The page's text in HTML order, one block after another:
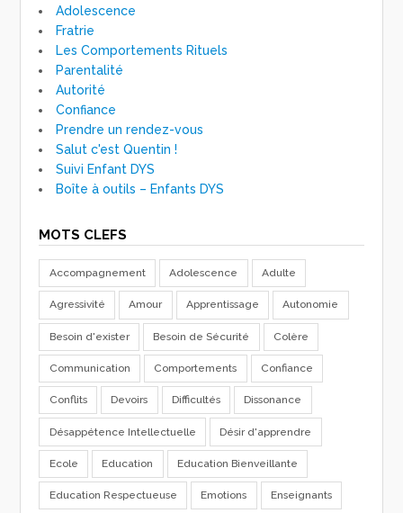
Adolescence
Fratrie
Les Comportements Rituels
Parentalité
Autorité
Confiance
Prendre un rendez-vous
Salut c'est Quentin !
Suivi Enfant DYS
Boîte à outils – Enfants DYS
MOTS CLEFS
Accompagnement Adolescence Adulte
Agressivité Amour Apprentissage Autonomie
Besoin d'exister Besoin de Sécurité Colère
Communication Comportements Confiance
Conflits Devoirs Difficultés Dissonance
Désappétence Intellectuelle Désir d'apprendre
Ecole Education Education Bienveillante
Education Respectueuse Emotions Enseignants